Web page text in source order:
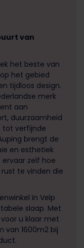
van
het beste van
het gebied
tijdloos design.
merk
aan
duurzaamheid
tot verfijnde
brengt de
en esthetiek
ervaar zelf hoe
te vinden die
in Velp
slaap. Met
u klaar met
van 1600m2 bij